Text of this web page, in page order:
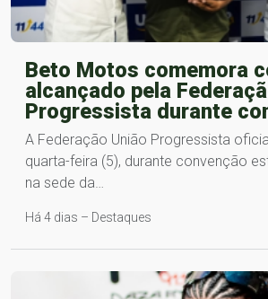
Beto Motos comemora
alcançado pela
Progressista durante
A Federação União Progressista
quarta-feira (5), durante convenção
na sede da…
Há 4 dias – Destaques